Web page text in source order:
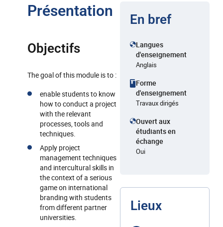
Présentation
Objectifs
The goal of this module is to :
enable students to know
how to conduct a project
with the relevant
processes, tools and
techniques.
Apply project
management techniques
and intercultural skills in
the context of a serious
game on international
branding with students
from different partner
universities.
En bref
Langues
d'enseignement
Anglais
Forme
d'enseignement
Travaux dirigés
Ouvert aux
étudiants en
échange
Oui
Lieux